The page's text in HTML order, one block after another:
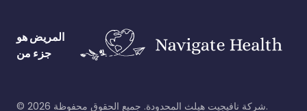
المريض هو
جزء من
© 2026
شركة نافيجيت هيلث المحدودة. جميع الحقوق محفوظة.